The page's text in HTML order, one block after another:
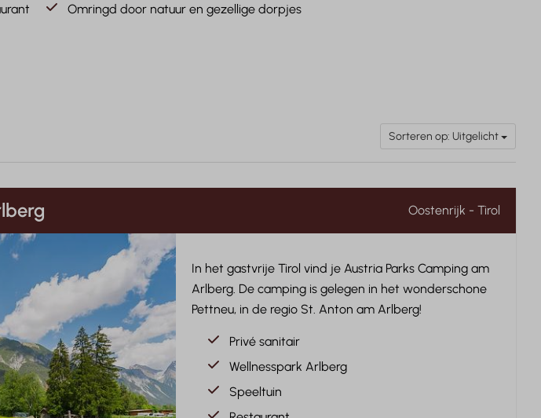
Omringd door natuur en gezellige dorpjes
Sorteren op: Uitgelicht
Oostenrijk - Tirol
In het gastvrije Tirol vind je Austria Parks Camping am
Arlberg. De camping is gelegen in het wonderschone
Pettneu, in de regio St. Anton am Arlberg!
Privé sanitair
Wellnesspark Arlberg
Speeltuin